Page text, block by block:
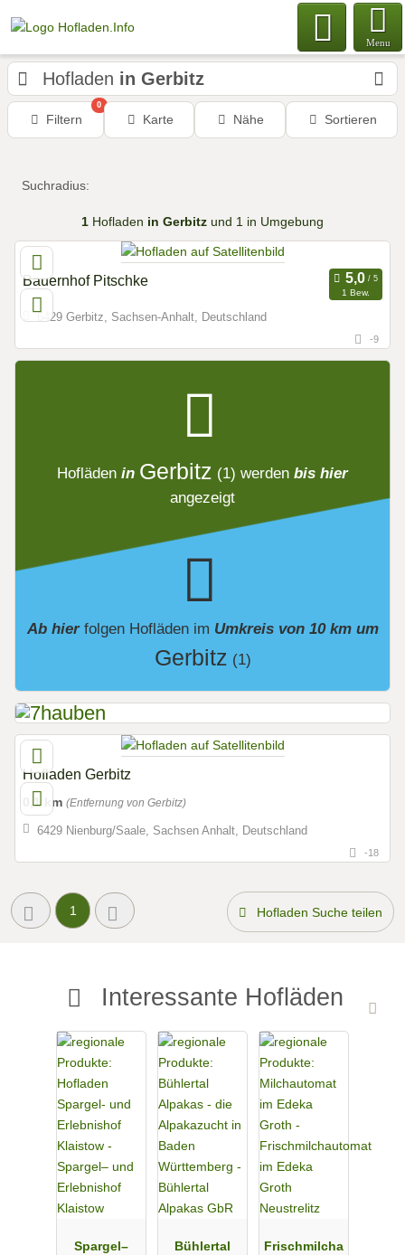
Menu
Hofladen in Gerbitz
Filtern
0
Karte Nähe Sortieren
Suchradius:
1 Hofladen in Gerbitz und 1 in Umgebung
Bauernhof Pitschke
1 Bew.
6429 Gerbitz, Sachsen-Anhalt, Deutschland
-9
Hofläden in Gerbitz (1) werden bis hier
angezeigt
Ab hier folgen Hoflädenim Umkreis von 10 km um
Gerbitz (1)
Hofladen Gerbitz
0,1 km (Entfernung von Gerbitz)
6429 Nienburg/Saale, Sachsen Anhalt, Deutschland
-18
1 Hofladen Suche teilen
Interessante Hofläden
Spargel–
Bühlertal
Frischmilcha